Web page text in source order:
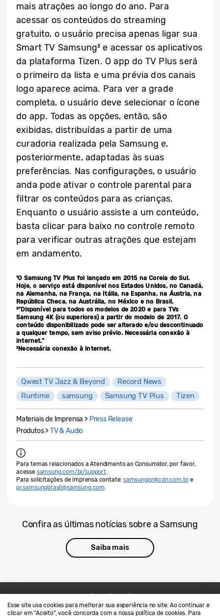
Esse site usa cookies para melhorar sua experiência no site. Ao continuar e
clicar em “Aceito”, você concorda com a nossa política de cookies. Para
mais atrações ao longo do ano. Para
acessar os conteúdos do streaming
gratuito, o usuário precisa apenas ligar sua
Smart TV Samsung³ e acessar os aplicativos
da plataforma Tizen. O app do TV Plus será
o primeiro da lista e uma prévia dos canais
logo aparece acima. Para ver a grade
completa, o usuário deve selecionar o ícone
do app. Todas as opções, então, são
exibidas, distribuídas a partir de uma
curadoria realizada pela Samsung e,
posteriormente, adaptadas às suas
preferências. Nas configurações, o usuário
anda pode ativar o controle parental para
filtrar os conteúdos para as crianças.
Enquanto o usuário assiste a um conteúdo,
basta clicar para baixo no controle remoto
para verificar outras atrações que estejam
em andamento.
¹O Samsung TV Plus foi lançado em 2015 na Coreia do Sul.
Hoje, o serviço está disponível nos Estados Unidos, no Canadá,
na Alemanha, na França, na Itália, na Espanha, na Áustria, na
República Checa, na Austrália, no México e no Brasil.
²“Disponível para todos os modelos de 2020 e para TVs
Samsung 4K (ou superiores) a partir do modelo de 2017. O
conteúdo disponibilizado pode ser alterado e/ou descontinuado
a qualquer tempo, sem aviso prévio. Necessária conexão à
internet.”
³Necessária conexão à internet.
Qwest TV Jazz & Beyond
Record News
Runtime
samsung Samsung TV Plus Tizen
Materiais de Imprensa > Press Release
Produtos >TV & Audio
Para temas relacionados a Atendimento ao Consumidor, por favor,
acesse samsung.com/br/support.
Para solicitações de imprensa contate: samsungpr@cdn.com.bre
pr.samsungbrasil@samsung.com.
Confira as últimas notícias sobre a Samsung
Saiba mais
Contato SAMSUNG.COM